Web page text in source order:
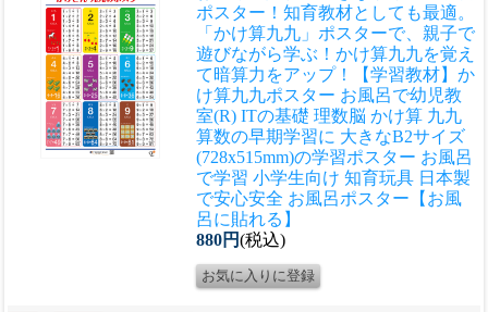
ポスター！知育教材としても最適。
「かけ算九九」ポスターで、親子で
遊びながら学ぶ！かけ算九九を覚え
て暗算力をアップ！
【学習教材】か
け算九九ポスター お風呂で幼児教
室(R) ITの基礎 理数脳 かけ算 九九
算数の早期学習に 大きなB2サイズ
(728x515mm)の学習ポスター お風呂
で学習 小学生向け 知育玩具 日本製
で安心安全 お風呂ポスター【お風
呂に貼れる】
880円(税込)